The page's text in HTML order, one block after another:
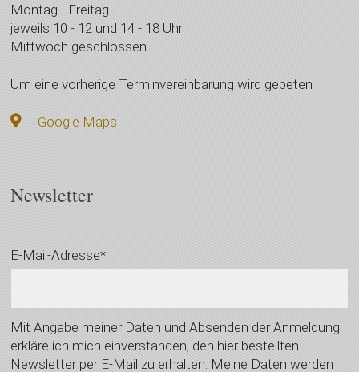
Montag - Freitag
jeweils 10 - 12 und 14 - 18 Uhr
Mittwoch geschlossen
Um eine vorherige Terminvereinbarung wird gebeten
Google Maps
Newsletter
E-Mail-Adresse*:
Mit Angabe meiner Daten und Absenden der Anmeldung
erkläre ich mich einverstanden, den hier bestellten
Newsletter per E-Mail zu erhalten. Meine Daten werden